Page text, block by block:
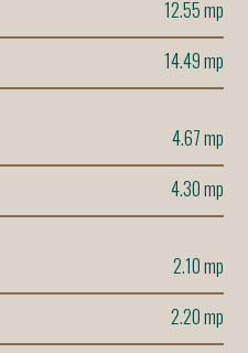
12.55 mp
14.49 mp
4.67 mp
4.30 mp
2.10 mp
2.20 mp